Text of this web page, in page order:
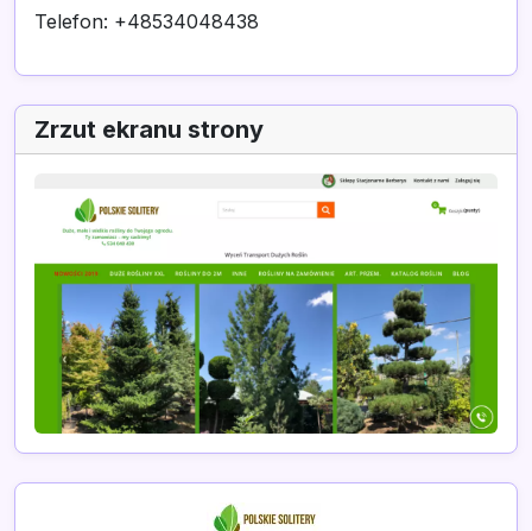
Telefon: +48534048438
Zrzut ekranu strony